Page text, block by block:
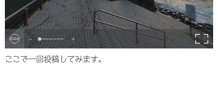
- +
ここで一回投稿してみます。